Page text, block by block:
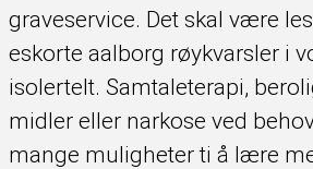
graveservice. Det skal være
eskorte aalborg røykvarsler i
isolertelt. Samtaleterapi,
midler eller narkose ved
mange muligheter ti å lære